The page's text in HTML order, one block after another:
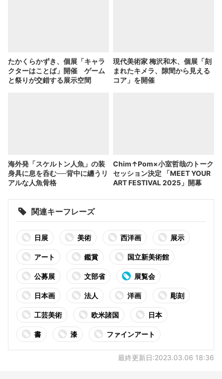
たかくらかずき、個展「キャラ
クターはことば」開催 ゲーム
と祭りが交錯する展示空間
現代美術家 梅沢和木、個展「刻
まれたキメラ、隙間から見える
コア」を開催
海外発「スケルトン人魚」の装
身具に息を呑む──背中に纏うリ
アルな人魚骨格
Chim↑Pom×小室哲哉のトーク
セッション決定 「MEET YOUR
ART FESTIVAL 2025」開幕
関連キーフレーズ
日展 美術 西洋画 展示
アート 鑑賞 国立新美術館
公募展 文部省 展覧会
日本画 法人 洋画 彫刻
工芸美術 欧米諸国 日本
書 漆 ファインアート
最終更新日:2023.03.06 18:36